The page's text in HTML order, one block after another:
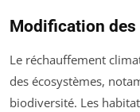
Modification
Le réchauffement
des écosystèmes,
biodiversité. Les